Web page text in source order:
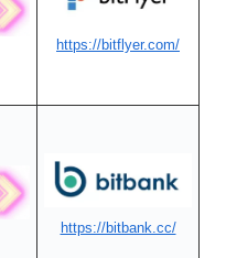
https://bitflyer.com/
https://bitbank.cc/